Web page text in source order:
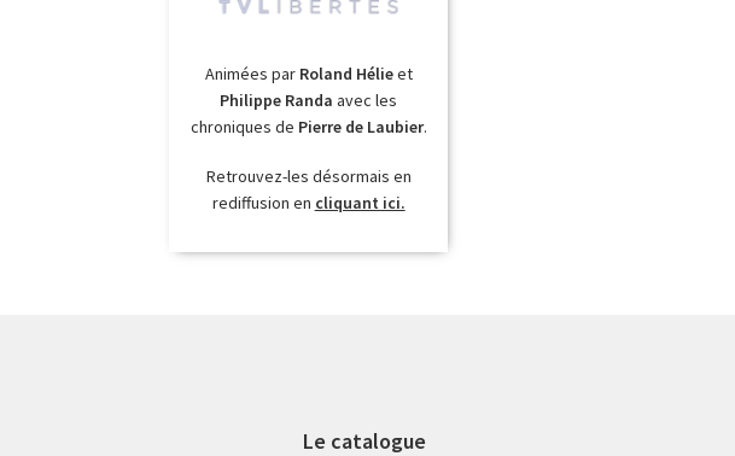
Animées par Roland Hélieet
Philippe Randa avec les
chroniques de Pierre de Laubier.
Retrouvez-les désormais en
rediffusion en cliquant ici.
Le catalogue